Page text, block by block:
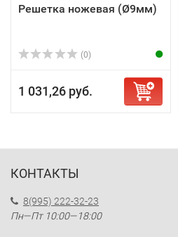
Решетка ножевая (Ø9мм)
(0)
1 031,26 руб.
КОНТАКТЫ
8(995) 222-32-23
Пн—Пт 10:00—18:00